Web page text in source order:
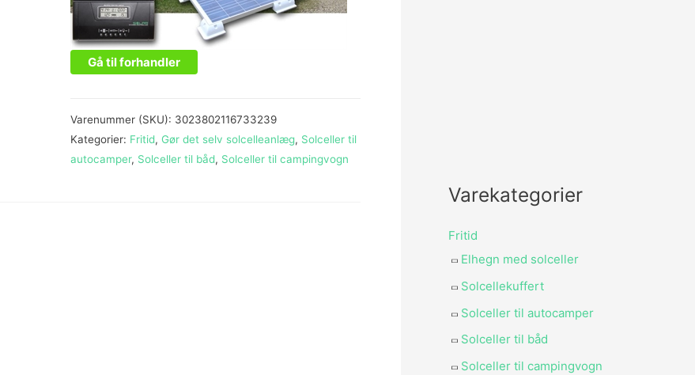
Gå til forhandler
Varenummer (SKU): 3023802116733239
Kategorier: Fritid, Gør det selv solcelleanlæg, Solceller til
autocamper, Solceller til båd, Solceller til campingvogn
Varekategorier
Fritid
Elhegn med solceller
Solcellekuffert
Solceller til autocamper
Solceller til båd
Solceller til campingvogn